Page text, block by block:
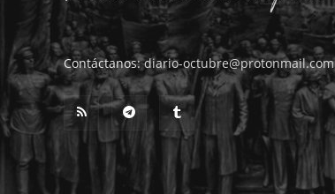
Contáctanos:diario-octubre@protonmail.com